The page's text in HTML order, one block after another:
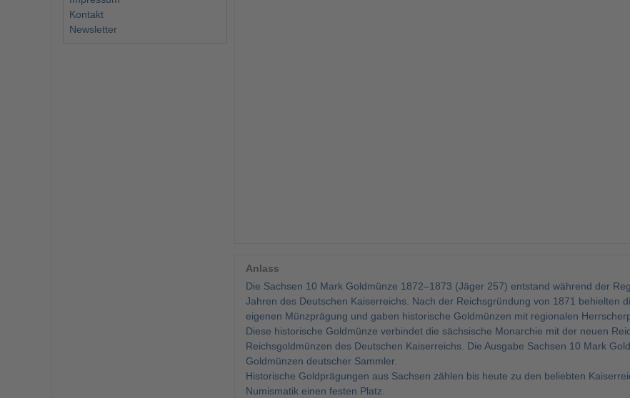
Anlass
Die Sachsen 10 Mark Goldmünze 1872–1873 (Jäger 257) entstand während der
Jahren des Deutschen Kaiserreichs. Nach der Reichsgründung von 1871 behielten
eigenen Münzprägung und gaben historische Goldmünzen mit regionalen
Diese historische Goldmünze verbindet die sächsische Monarchie mit der neuen
Reichsgoldmünzen des Deutschen Kaiserreichs. Die Ausgabe Sachsen 10 Mark
Goldmünzen deutscher Sammler.
Historische Goldprägungen aus Sachsen zählen bis heute zu den beliebten
Numismatik einen festen Platz.
Kontakt
Newsletter